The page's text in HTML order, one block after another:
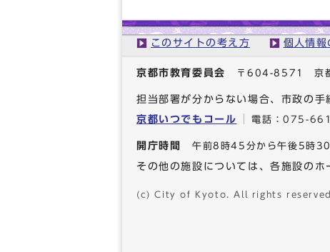
このサイトの考え方 個人情報
京都市教育委員会 〒604-8571 京都
担当部署が分からない場合、市政の
京都いつでもコール
電話：075-
開庁時間 午前8時45分から午後5時
その他の施設については、各施設のホ
(c) City of Kyoto. All rights